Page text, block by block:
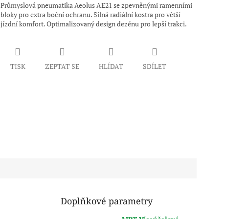
Průmyslová pneumatika Aeolus AE21 se zpevněnými ramenními
bloky pro extra boční ochranu. Silná radiální kostra pro větší
jízdní komfort. Optimalizovaný design dezénu pro lepší trakci.
TISK ZEPTAT SE HLÍDAT SDÍLET
Doplňkové parametry